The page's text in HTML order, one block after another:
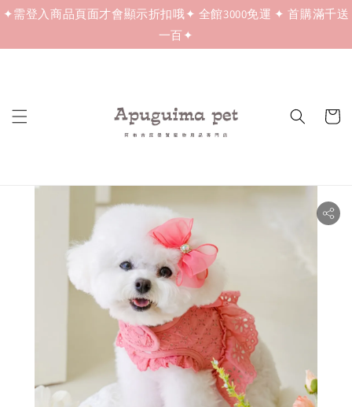
✦需登入商品頁面才會顯示折扣哦✦ 全館3000免運 ✦ 首購滿千送
一百✦